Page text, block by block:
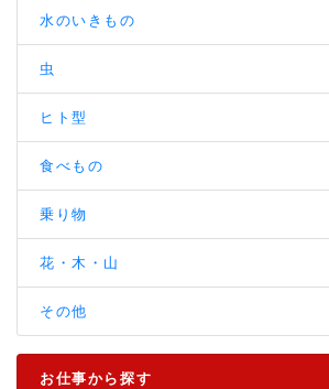
水のいきもの
虫
ヒト型
食べもの
乗り物
花・木・山
その他
お仕事から探す